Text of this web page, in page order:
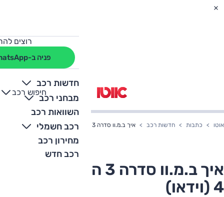
רוצים
פניה ב-WhatsApp
חדשות רכב
מבחני רכב
השוואות רכב
רכב חשמלי
מחירון רכב
רכב חדש
חיפוש רכב
+
-
אוטו כתבות חדשות רכב איך ב.מ.וו סדרה 3 הפכה לסדרה 4 (וידאו)
איך ב.מ.וו סדרה 3 הפכה לסדרה
4 (וידאו)